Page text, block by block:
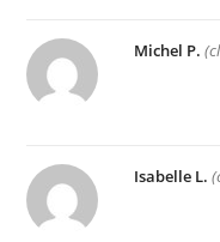
Michel P.
Isabelle L.